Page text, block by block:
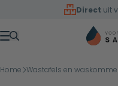
Overslaan naar inhoud
Direct uit
Menu
Home Wastafels en